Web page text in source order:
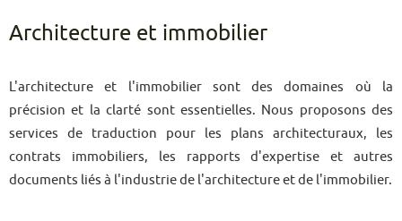
Architecture et immobilier
L'architecture et l'immobilier sont des domaines où la
précision et la clarté sont essentielles. Nous proposons des
services de traduction pour les plans architecturaux, les
contrats immobiliers, les rapports d'expertise et autres
documents liés à l'industrie de l'architecture et de l'immobilier.